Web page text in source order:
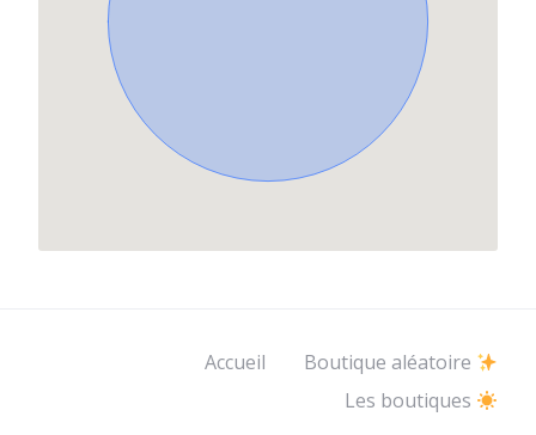
Accueil
Boutique aléatoire
Les boutiques